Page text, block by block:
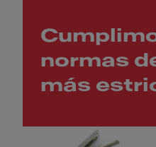
normas
más